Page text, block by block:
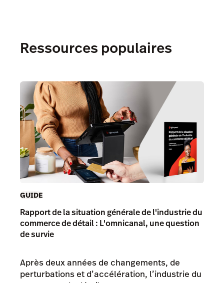
Ressources populaires
GUIDE
Rapport de la situation générale de l'industrie du
commerce de détail : L'omnicanal, une question
de survie
Après deux années de changements, de
perturbations et d’accélération, l’industrie du